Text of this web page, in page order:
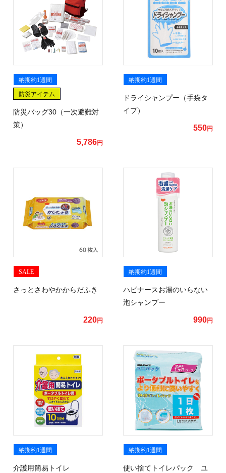
納期約1週間
防災アイテム
防災バッグ30（一次避難対
策）
5,786円
納期約1週間
ドライシャンプー（手袋タ
イプ）
550円
SALE
さっとさわやかからだふき
220円
納期約1週間
ハビナースお湯のいらない
泡シャンプー
990円
納期約1週間
介護用簡易トイレ
納期約1週間
使い捨てトイレパック ユ